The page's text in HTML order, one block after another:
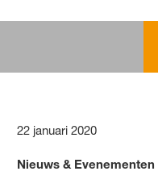
22 januari 2020
Nieuws & Evenementen